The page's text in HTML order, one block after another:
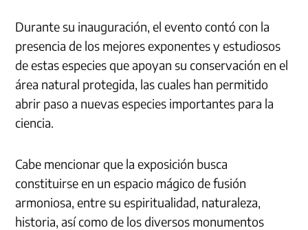
Durante su inauguración, el evento contó con la
presencia de los mejores exponentes y estudiosos
de estas especies que apoyan su conservación en el
área natural protegida, las cuales han permitido
abrir paso a nuevas especies importantes para la
ciencia.
Cabe mencionar que la exposición busca
constituirse en un espacio mágico de fusión
armoniosa, entre su espiritualidad, naturaleza,
historia, así como de los diversos monumentos